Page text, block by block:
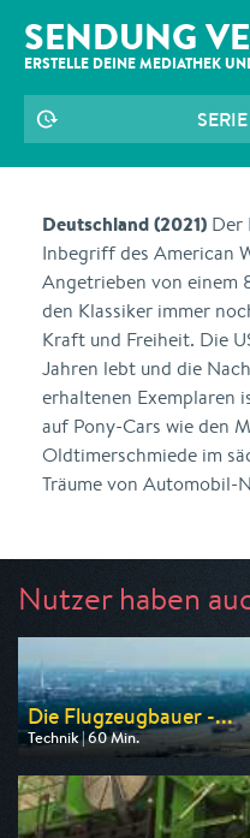
SENDUNG
ERSTELLE DEINE MEDIATHEK
Deutschland (2021) Der
Inbegriff des American
Angetrieben von einem
den Klassiker immer
Kraft und Freiheit. Die
Jahren lebt und die
erhaltenen Exemplaren
auf Pony-Cars wie den
Oldtimerschmiede im
Träume von Automobil-
Nutzer haben
Die Flugzeugbauer -...
Technik | 60 Min.
Ausgestrahlt von WELT
am 12.08.2026, 23:05